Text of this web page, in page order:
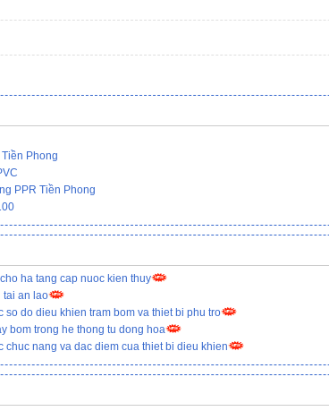
Phong
PPR Tiền Phong
ha tang cap nuoc kien thuy
tai an lao
so do dieu khien tram bom va thiet bi phu tro
bom trong he thong tu dong hoa
chuc nang va dac diem cua thiet bi dieu khien